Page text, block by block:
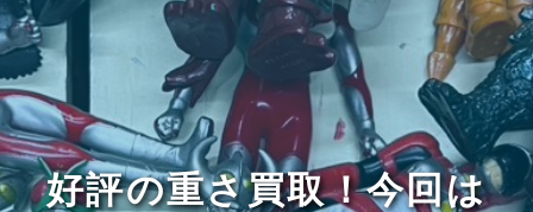
好評の重さ買取！今回は